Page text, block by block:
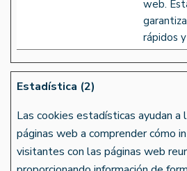
web.
rápidos
Estadística (2)
Las cookies estadísticas ayudan
páginas web a comprender cómo
visitantes con las páginas web